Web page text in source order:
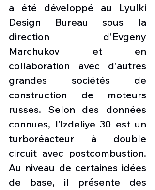
a été développé au Lyulki
Design Bureau sous la
direction d'Evgeny
Marchukov et en
collaboration avec d'autres
grandes sociétés de
construction de moteurs
russes. Selon des données
connues, l’Izdeliye 30 est un
turboréacteur à double
circuit avec postcombustion.
Au niveau de certaines idées
de base, il présente des